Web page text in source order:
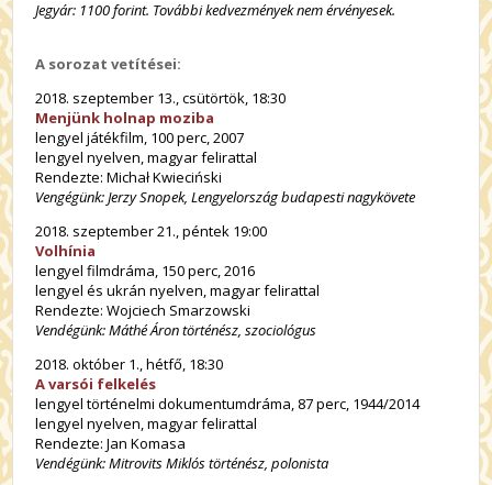
Jegyár: 1100 forint. További kedvezmények nem érvényesek.
A sorozat vetítései:
2018. szeptember 13., csütörtök, 18:30
Menjünk holnap moziba
lengyel játékfilm, 100 perc, 2007
lengyel nyelven, magyar felirattal
Rendezte: Michał Kwieciński
Vengégünk: Jerzy Snopek, Lengyelország budapesti nagykövete
2018. szeptember 21., péntek 19:00
Volhínia
lengyel filmdráma, 150 perc, 2016
lengyel és ukrán nyelven, magyar felirattal
Rendezte: Wojciech Smarzowski
Vendégünk: Máthé Áron történész, szociológus
2018. október 1., hétfő, 18:30
A varsói felkelés
lengyel történelmi dokumentumdráma, 87 perc, 1944/2014
lengyel nyelven, magyar felirattal
Rendezte: Jan Komasa
Vendégünk: Mitrovits Miklós történész, polonista